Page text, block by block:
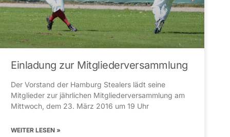
Einladung zur Mitgliederversammlung
Der Vorstand der Hamburg Stealers lädt seine
Mitglieder zur jährlichen Mitgliederversammlung am
Mittwoch, dem 23. März 2016 um 19 Uhr
WEITER LESEN »